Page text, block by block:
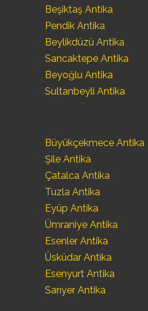
Beşiktaş Antika
Pendik Antika
Beylikdüzü Antika
Sancaktepe Antika
Beyoğlu Antika
Sultanbeyli Antika
Büyükçekmece Antika
Şile Antika
Çatalca Antika
Tuzla Antika
Eyüp Antika
Ümraniye Antika
Esenler Antika
Üsküdar Antika
Esenyurt Antika
Sarıyer Antika